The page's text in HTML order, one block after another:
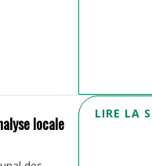
locale
LIRE LA